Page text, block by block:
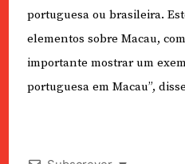
portuguesa ou brasileira.
elementos sobre Macau,
importante mostrar um
portuguesa em Macau”,